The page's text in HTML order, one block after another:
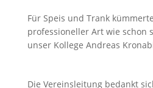
Für Speis und Trank
professioneller Art wie schon
unser Kollege Andreas
Die Vereinsleitung bedankt